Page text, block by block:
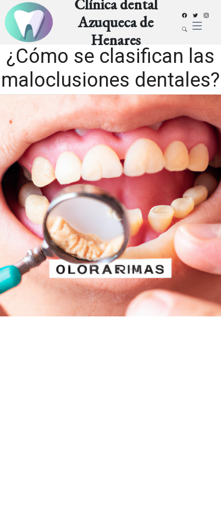
Clínica dental
Azuqueca de
Henares
¿Cómo se clasifican las
maloclusiones dentales?